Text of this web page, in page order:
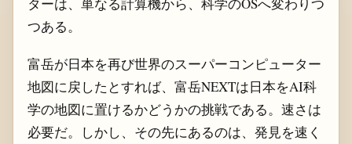
ターは、単なる計算機から、科学のOSへ変わりつ
つある。
富岳が日本を再び世界のスーパーコンピューター
地図に戻したとすれば、富岳NEXTは日本をAI科
学の地図に置けるかどうかの挑戦である。速さは
必要だ。しかし、その先にあるのは、発見を速く